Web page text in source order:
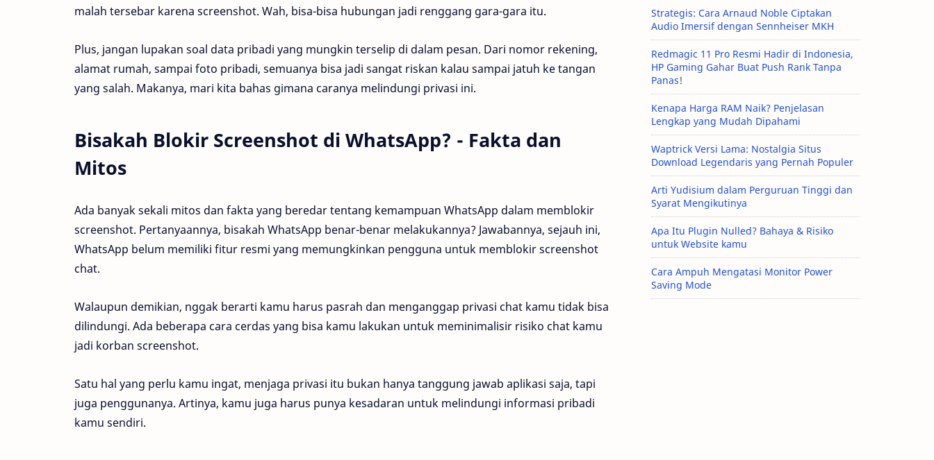
malah tersebar karena screenshot. Wah, bisa-bisa hubungan jadi renggang gara-gara itu.
Plus, jangan lupakan soal data pribadi yang mungkin terselip di dalam pesan. Dari nomor rekening,
alamat rumah, sampai foto pribadi, semuanya bisa jadi sangat riskan kalau sampai jatuh ke tangan
yang salah. Makanya, mari kita bahas gimana caranya melindungi privasi ini.
Bisakah Blokir Screenshot di WhatsApp? - Fakta dan
Mitos
Ada banyak sekali mitos dan fakta yang beredar tentang kemampuan WhatsApp dalam memblokir
screenshot. Pertanyaannya, bisakah WhatsApp benar-benar melakukannya? Jawabannya, sejauh ini,
WhatsApp belum memiliki fitur resmi yang memungkinkan pengguna untuk memblokir screenshot
chat.
Walaupun demikian, nggak berarti kamu harus pasrah dan menganggap privasi chat kamu tidak bisa
dilindungi. Ada beberapa cara cerdas yang bisa kamu lakukan untuk meminimalisir risiko chat kamu
jadi korban screenshot.
Satu hal yang perlu kamu ingat, menjaga privasi itu bukan hanya tanggung jawab aplikasi saja, tapi
juga penggunanya. Artinya, kamu juga harus punya kesadaran untuk melindungi informasi pribadi
kamu sendiri.
Strategis: Cara Arnaud Noble Ciptakan
Audio Imersif dengan Sennheiser MKH
Redmagic 11 Pro Resmi Hadir di Indonesia,
HP Gaming Gahar Buat Push Rank Tanpa
Panas!
Kenapa Harga RAM Naik? Penjelasan
Lengkap yang Mudah Dipahami
Waptrick Versi Lama: Nostalgia Situs
Download Legendaris yang Pernah Populer
Arti Yudisium dalam Perguruan Tinggi dan
Syarat Mengikutinya
Apa Itu Plugin Nulled? Bahaya & Risiko
untuk Website kamu
Cara Ampuh Mengatasi Monitor Power
Saving Mode